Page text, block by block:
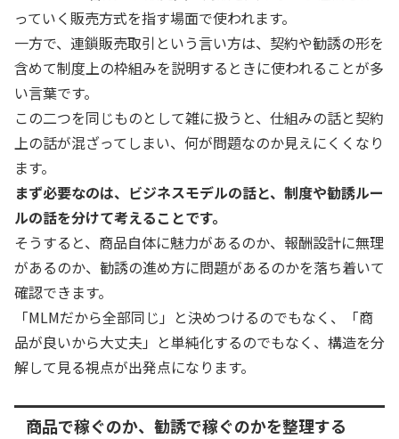
っていく販売方式を指す場面で使われます。
一方で、連鎖販売取引という言い方は、契約や勧誘の形を
含めて制度上の枠組みを説明するときに使われることが多
い言葉です。
この二つを同じものとして雑に扱うと、仕組みの話と契約
上の話が混ざってしまい、何が問題なのか見えにくくなり
ます。
まず必要なのは、ビジネスモデルの話と、制度や勧誘ルー
ルの話を分けて考えることです。
そうすると、商品自体に魅力があるのか、報酬設計に無理
があるのか、勧誘の進め方に問題があるのかを落ち着いて
確認できます。
「MLMだから全部同じ」と決めつけるのでもなく、「商
品が良いから大丈夫」と単純化するのでもなく、構造を分
解して見る視点が出発点になります。
商品で稼ぐのか、勧誘で稼ぐのかを整理する